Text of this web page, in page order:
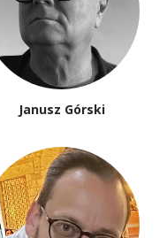
Janusz Górski